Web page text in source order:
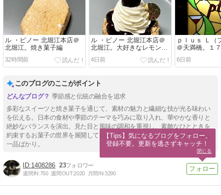
ル ・ピノー 北堀江本店＠
北堀江。焼き菓子編
32時間前
ル ・ピノー 北堀江本店＠
北堀江。大好きなレモンの
お菓子を
4日前
ｐｌｕｓ Ｌ（
＠天満橋。１
とうございます
6日前
このブログのここがポイント
季節感と伝統の融合を追求
多彩なスイーツと焼き菓子を通じて、素材の魅力と繊細な技が光る味わい
を伝える。日本の食材や季節のテーマを巧みに取り入れ、華やかな香りと
絶妙なバランスを演出。見た目と風味の調和を重視し、素敵なひとときを
約束するお菓子の世界を展開している。おやつタイムを特別に彩る良質な
一品ばかり。
1408286 23
週間IN:750 週間OUT:2020 月間IN:3290
【Tips】気になるブログをフォロー。
登録不要。更新を逃さずキャッチ！
閉じる